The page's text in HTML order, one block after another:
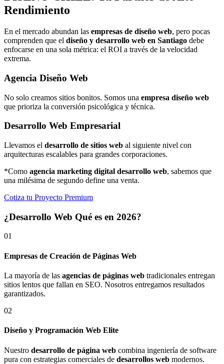
Rendimiento
En el mercado abundan las empresas de diseño web, pero pocas
comprenden que el diseño y desarrollo web en Santiago debe
enfocarse en una sola métrica: el ROI a través de la velocidad
extrema.
Agencia Diseño Web
No solo creamos sitios bonitos. Somos una empresa diseño web
que prioriza la conversión psicológica y técnica.
Desarrollo Web Empresarial
Llevamos el desarrollo de sitios web al siguiente nivel con
arquitecturas escalables para grandes corporaciones.
*Como agencia marketing digital desarrollo web, sabemos que
una milésima de segundo define una venta.
Cotiza tu Proyecto Premium
¿Desarrollo Web Qué es en 2026?
01
Empresas de Creación de Páginas Web
La mayoría de las agencias de páginas web tradicionales entregan
sitios lentos que fallan en SEO. Nosotros entregamos resultados
garantizados.
02
Diseño y Programación Web Elite
Nuestro desarrollo de página web combina ingeniería de software
pura con estrategias comerciales de desarrollos web modernos.